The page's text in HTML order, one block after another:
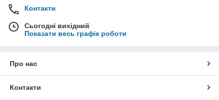
Контакти
Сьогодні вихідний
Показати весь графік роботи
Про нас
Контакти